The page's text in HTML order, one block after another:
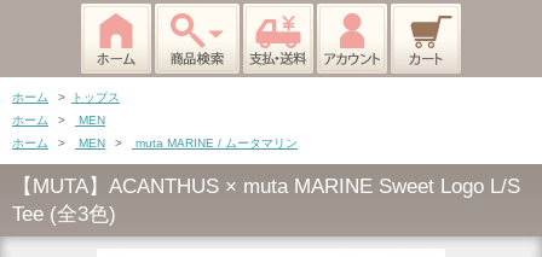
ホーム >
トップス
ホーム
>
MEN
ホーム
> MEN > muta MARINE / ムータマリン
【MUTA】ACANTHUS × muta MARINE Sweet Logo L/S
Tee (全3色)